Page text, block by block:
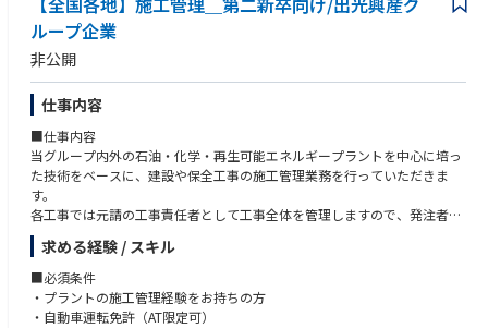
▼営業および組織マネジメント
・セールスチームの営業戦略立案〜実行〜進捗管理
・セールスチームのKPI設計〜管理〜事業目標へのコミット
・組織設計/チームマネジメント（メンバー育成/ナレッジ共有体制の構
築）
・民間企業/自治体/官公庁への新規開拓営業、提案活動
・複数部署と連携した案件推進（PM/カスタマーサクセス/オペレーション
との連携）
▼顧客折衝・導入支援
・電力調達プロセスの構造理解を前提とした課題ヒアリングと提案設計
・契約/価格/リスク/供給体制など多面的な条件整理と社内外調整
・大手法人や行政が関わるコンソーシアム/共同調達案件のマネジメント
・入札支援/価格分析/調達戦略立案のコンサルティング型支援
【ポジションの魅力】
・官民連携による電力調達を通じて、脱炭素/持続可能な社会の実現に貢献
・自らの経験や業界知識に固執せず、学習と変化を厭わない方
・裁量やプレッシャーを前向きに捉え、手触り感ある成果にこだわる方
・多様なステークホルダーと信頼関係を築き、チームで成果を出すことに
喜びを感じられる方
・完全リモート環境でも自律的に行動し、質の高いコミュニケーションを
取れる方
ループ企業
非公開
仕事内容
■仕事内容
当グループ内外の石油・化学・再生可能エネルギープラントを中心に培っ
た技術をベースに、建設や保全工事の施工管理業務を行っていただきま
す。
各工事では元請の工事責任者として工事全体を管理しますので、発注者や
協力会社との折衝はもちろんのこと、安全、品質、工程、コスト等の管理
を含む一貫したマネジメントが出来ることも醍醐味です。
【具体的に】
■工事計画・施工計画の作成、仕様書の作成
求める経験 / スキル
■必須条件
・プラントの施工管理経験をお持ちの方
・自動車運転免許（AT限定可）